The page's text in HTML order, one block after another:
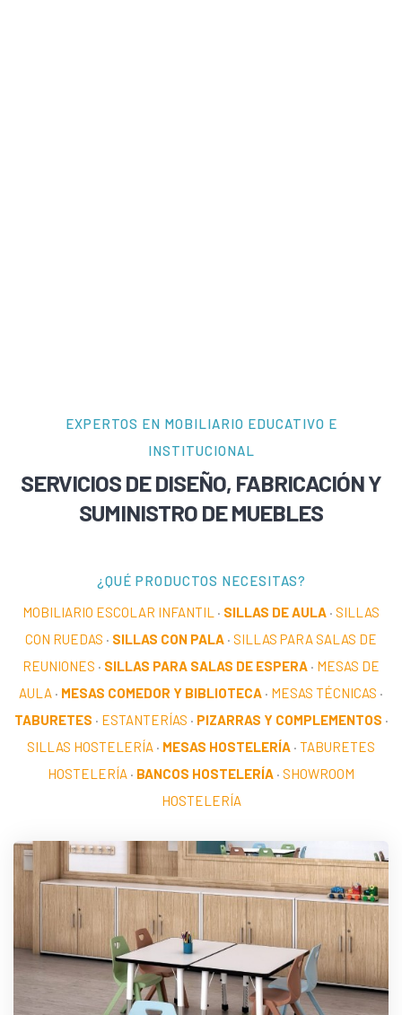
EXPERTOS EN MOBILIARIO EDUCATIVO E
INSTITUCIONAL
SERVICIOS DE DISEÑO, FABRICACIÓN Y
SUMINISTRO DE MUEBLES
¿QUÉ PRODUCTOS NECESITAS?
MOBILIARIO ESCOLAR INFANTIL · SILLAS DE AULA · SILLAS
CON RUEDAS · SILLAS CON PALA · SILLAS PARA SALAS DE
REUNIONES · SILLAS PARA SALAS DE ESPERA · MESAS DE
AULA · MESAS COMEDOR Y BIBLIOTECA · MESAS TÉCNICAS ·
TABURETES · ESTANTERÍAS · PIZARRAS Y COMPLEMENTOS ·
SILLAS HOSTELERÍA · MESAS HOSTELERÍA · TABURETES
HOSTELERÍA · BANCOS HOSTELERÍA · SHOWROOM
HOSTELERÍA